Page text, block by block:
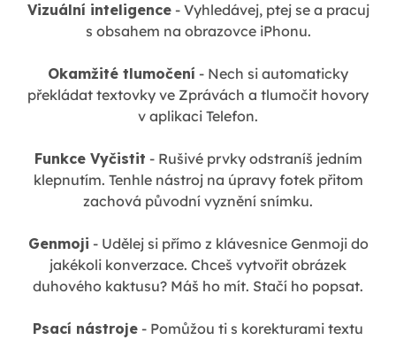
Vizuální inteligence- Vyhledávej, ptej se a pracuj
s obsahem na obrazovce iPhonu.
Okamžité tlumočení - Nech si automaticky
překládat textovky ve Zprávách a tlumočit hovory
v aplikaci Telefon.
Funkce Vyčistit - Rušivé prvky odstraníš jedním
klepnutím. Tenhle nástroj na úpravy fotek přitom
zachová původní vyznění snímku.
Genmoji - Udělej si přímo z klávesnice Genmoji do
jakékoli konverzace. Chceš vytvořit obrázek
duhového kaktusu? Máš ho mít. Stačí ho popsat.
Psací nástroje - Pomůžou ti s korekturami textu